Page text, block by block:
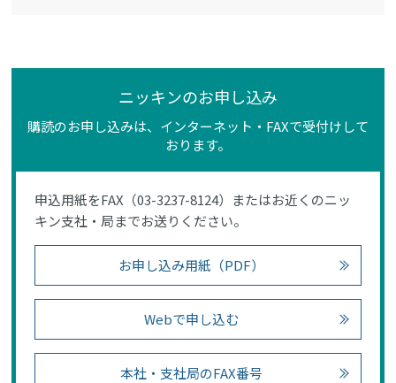
ニッキンのお申し込み
購読のお申し込みは、インターネット・FAXで受付けして
おります。
申込用紙をFAX（03-3237-8124）またはお近くのニッ
キン支社・局までお送りください。
お申し込み用紙（PDF）
Webで申し込む
本社・支社局のFAX番号